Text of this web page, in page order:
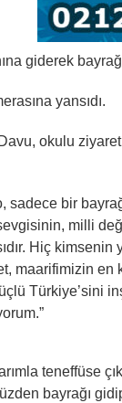
giderek
yansıdı.
okulu
sadece bir
milli
Hiç
en
Türkiye’sini
teneffüse
bayrağı